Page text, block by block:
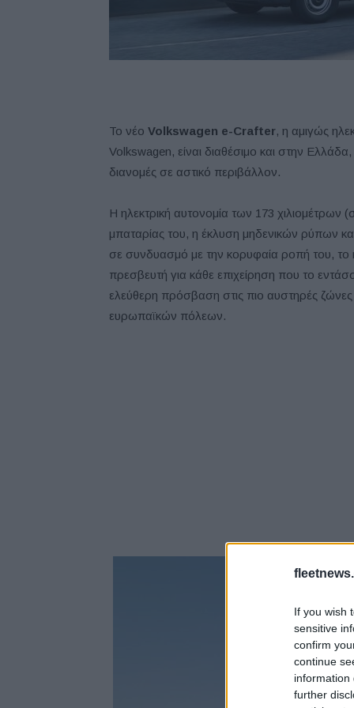
If you wish
sensitive
confirm
continue
information
further
Το νέο Volkswagen e-Crafter, η αμιγώς
Volkswagen, είναι διαθέσιμο και στην
διανομές σε αστικό περιβάλλον.
Η ηλεκτρική αυτονομία των 173
μπαταρίας του, η έκλυση μηδενικών ρύπων
σε συνδυασμό με την κορυφαία ροπή του, το
πρεσβευτή για κάθε επιχείρηση που το
ελεύθερη πρόσβαση στις πιο αυστηρές
ευρωπαϊκών πόλεων.